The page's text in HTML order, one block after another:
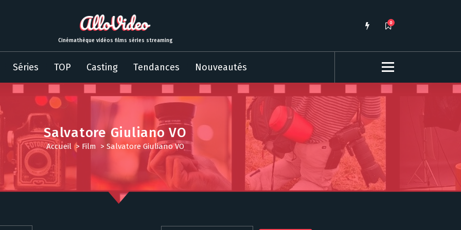
Cinémathèque vidéos films séries streaming
0
Séries TOP Casting Tendances Nouveautés
Salvatore Giuliano VO
Accueil > Film > Salvatore Giuliano VO